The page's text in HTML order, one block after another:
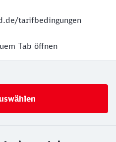
tarifbedingungen
Tab öffnen